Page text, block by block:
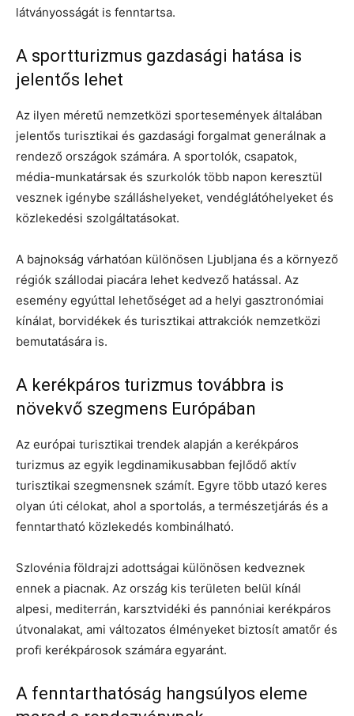
látványosságát is fenntartsa.
A sportturizmus gazdasági hatása is
jelentős lehet
Az ilyen méretű nemzetközi sportesemények általában
jelentős turisztikai és gazdasági forgalmat generálnak a
rendező országok számára. A sportolók, csapatok,
média-munkatársak és szurkolók több napon keresztül
vesznek igénybe szálláshelyeket, vendéglátóhelyeket és
közlekedési szolgáltatásokat.
A bajnokság várhatóan különösen Ljubljana és a környező
régiók szállodai piacára lehet kedvező hatással. Az
esemény egyúttal lehetőséget ad a helyi gasztronómiai
kínálat, borvidékek és turisztikai attrakciók nemzetközi
bemutatására is.
A kerékpáros turizmus továbbra is
növekvő szegmens Európában
Az európai turisztikai trendek alapján a kerékpáros
turizmus az egyik legdinamikusabban fejlődő aktív
turisztikai szegmensnek számít. Egyre több utazó keres
olyan úti célokat, ahol a sportolás, a természetjárás és a
fenntartható közlekedés kombinálható.
Szlovénia földrajzi adottságai különösen kedveznek
ennek a piacnak. Az ország kis területen belül kínál
alpesi, mediterrán, karsztvidéki és pannóniai kerékpáros
útvonalakat, ami változatos élményeket biztosít amatőr és
profi kerékpárosok számára egyaránt.
A fenntarthatóság hangsúlyos eleme